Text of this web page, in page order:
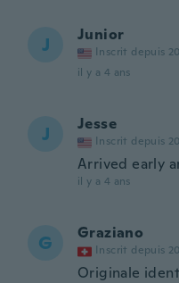
J Junior
Inscrit depuis
il y a 4 ans
J Jesse
Inscrit depuis
Arrived early
il y a 4 ans
G Graziano
Inscrit depuis
Originale